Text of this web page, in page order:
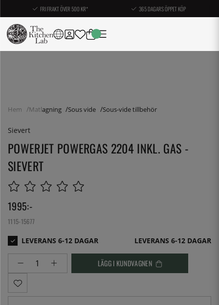
FRI FRAKT ÖVER 500 KR* 365 DAGARS ÖPPET KÖP
Hem Matlagning Sous vide Sous-vide tillbehör
Sievert
POWERJET POWERGAS 2204 INKL. GAS -
SIEVERT
1995:-
1115-15677
LEVERANS 6-12 DAGAR
LÄGG I KUNDVAGNEN